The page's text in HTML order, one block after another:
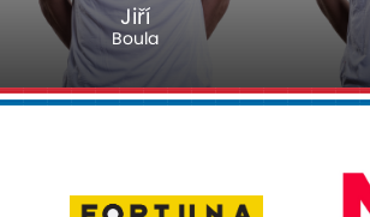
Jiří
Boula